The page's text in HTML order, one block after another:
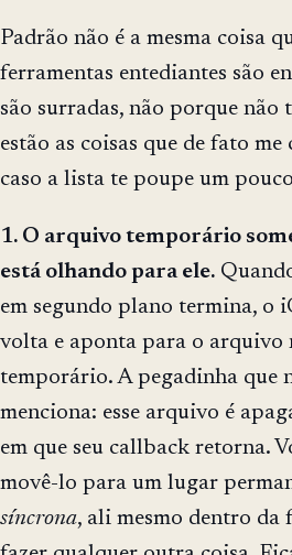
Padrão não é a mesma coisa
ferramentas entediantes são
são surradas, não porque
estão as coisas que de fato
caso a lista te poupe um
1. O arquivo temporário
está olhando para ele.
em segundo plano termina, o
volta e aponta para o arquivo
temporário. A pegadinha que
menciona: esse arquivo é
em que seu callback retorna.
movê-lo para um lugar
síncrona, ali mesmo dentro da